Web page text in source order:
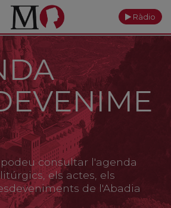
Ràdio
consultar l'agenda
els actes, els
de l'Abadia